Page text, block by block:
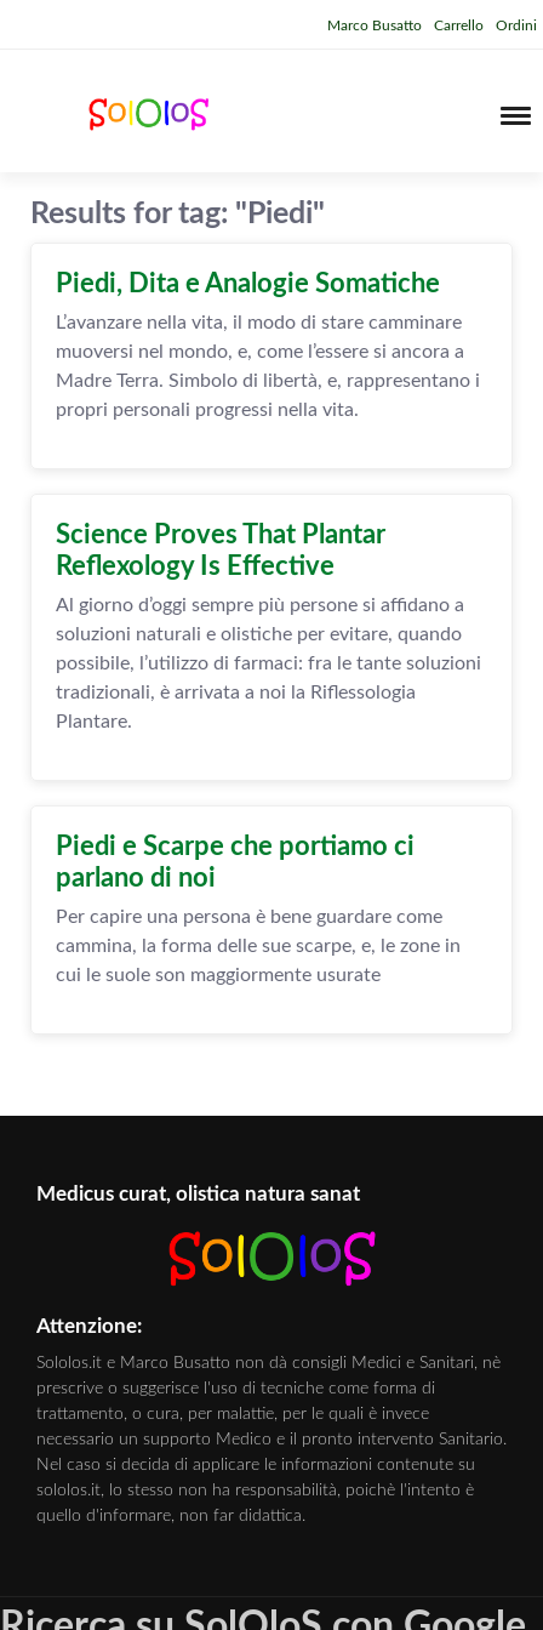
Marco Busatto Carrello Ordini
Results for tag: "Piedi"
Piedi, Dita e Analogie Somatiche
L’avanzare nella vita, il modo di stare camminare
muoversi nel mondo, e, come l’essere si ancora a
Madre Terra. Simbolo di libertà, e, rappresentano i
propri personali progressi nella vita.
Science Proves That Plantar
Reflexology Is Effective
Al giorno d’oggi sempre più persone si affidano a
soluzioni naturali e olistiche per evitare, quando
possibile, l’utilizzo di farmaci: fra le tante soluzioni
tradizionali, è arrivata a noi la Riflessologia
Plantare.
Piedi e Scarpe che portiamo ci
parlano di noi
Per capire una persona è bene guardare come
cammina, la forma delle sue scarpe, e, le zone in
cui le suole son maggiormente usurate
Medicus curat, olistica natura sanat
Attenzione:
Sololos.it e Marco Busatto non dà consigli Medici e Sanitari, nè
prescrive o suggerisce l'uso di tecniche come forma di
trattamento, o cura, per malattie, per le quali è invece
necessario un supporto Medico e il pronto intervento Sanitario.
Nel caso si decida di applicare le informazioni contenute su
sololos.it, lo stesso non ha responsabilità, poichè l'intento è
quello d'informare, non far didattica.